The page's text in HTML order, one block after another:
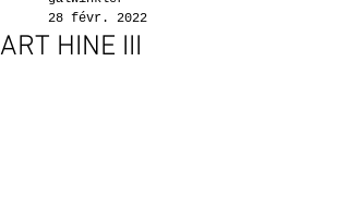
ART HINE III
28 févr. 2022